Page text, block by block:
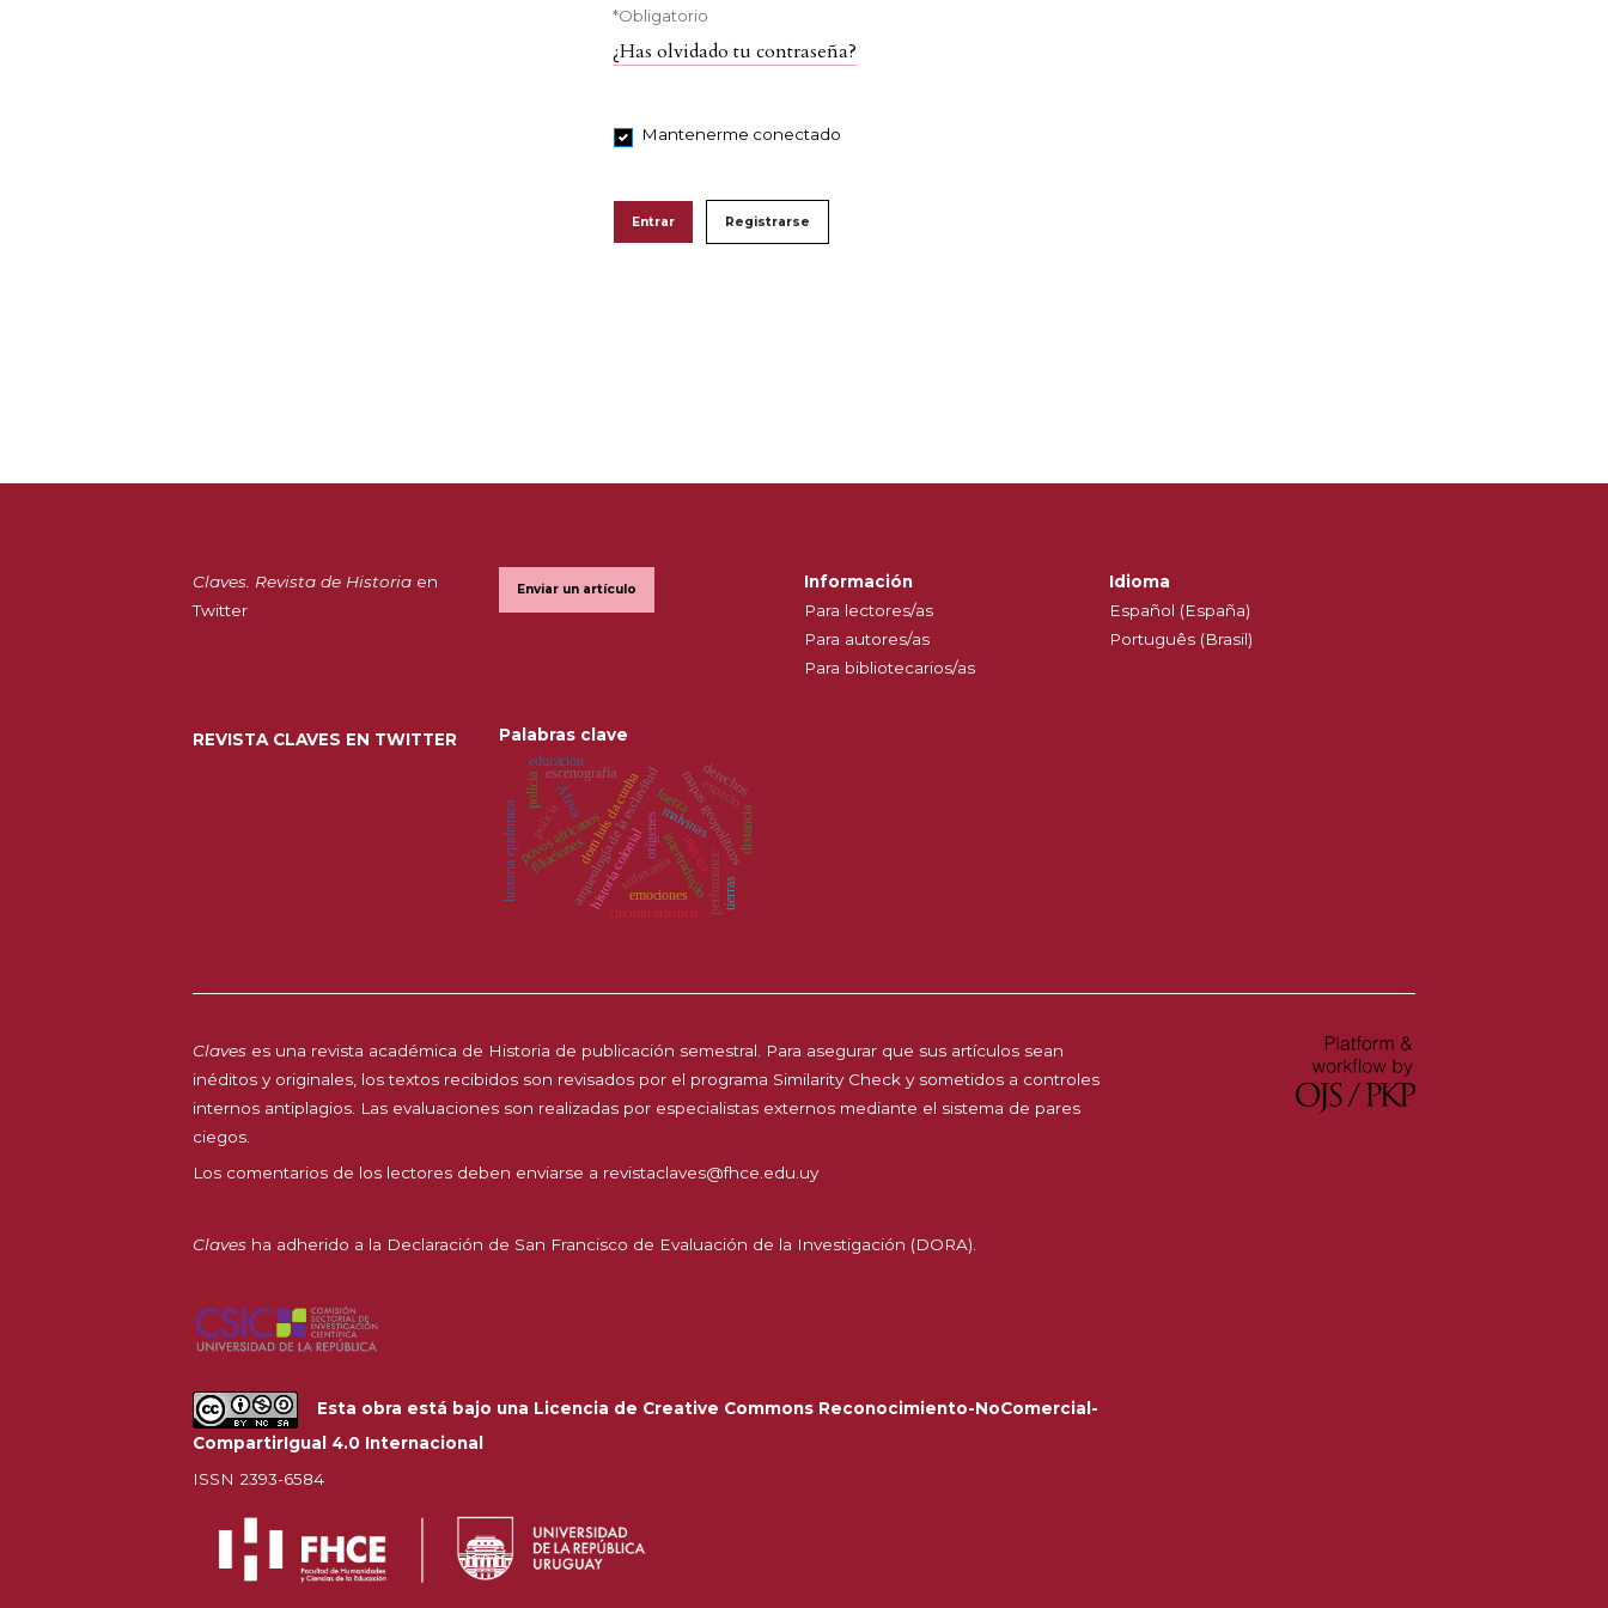
*Obligatorio
¿Has olvidado tu contraseña?
Mantenerme conectado
Entrar Registrarse
Claves. Revista de Historia en
Twitter
Enviar un artículo
Información
Para lectores/as
Para autores/as
Para bibliotecarios/as
Idioma
Español (España)
Português (Brasil)
REVISTA CLAVES EN TWITTER Palabras clave
arqueología de la esclavitud
dom luis da cunha
soberanía
orígenesmalvinas
intertradução
povos africanos mapas geopolíticos
África fuerza
emociones
escenografía
perfomance
espacio
historia colonial distancia
derechos
filiaciones
policía
música
circuito artístico
educación
polícia
historia epidémica tierras
Claves es una revista académica de Historia de publicación semestral. Para asegurar que sus artículos sean
inéditos y originales, los textos recibidos son revisados por el programa Similarity Check y sometidos a controles
internos antiplagios. Las evaluaciones son realizadas por especialistas externos mediante el sistema de pares
ciegos.
Los comentarios de los lectores deben enviarse a revistaclaves@fhce.edu.uy
Claves ha adherido a la Declaración de San Francisco de Evaluación de la Investigación (DORA).
Esta obra está bajo una Licencia de Creative Commons Reconocimiento-NoComercial-
CompartirIgual 4.0 Internacional
ISSN 2393-6584